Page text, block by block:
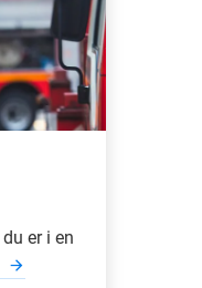
er i en